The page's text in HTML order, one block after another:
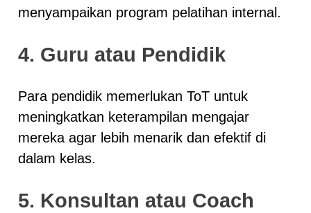
menyampaikan program pelatihan internal.
4. Guru atau Pendidik
Para pendidik memerlukan ToT untuk
meningkatkan keterampilan mengajar
mereka agar lebih menarik dan efektif di
dalam kelas.
5. Konsultan atau Coach